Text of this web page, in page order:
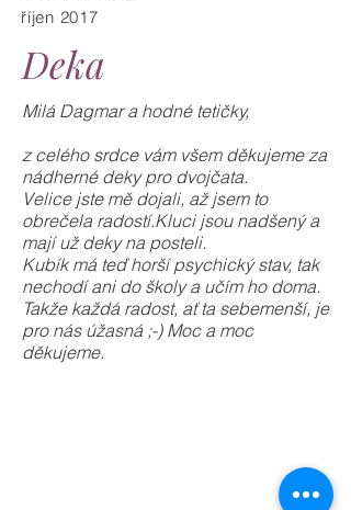
říjen 2017
Deka
Milá Dagmar a hodné tetičky,
z celého srdce vám všem děkujeme za
nádherné deky pro dvojčata.
Velice jste mě dojali, až jsem to
obrečela radostí.Kluci jsou nadšený a
mají už deky na posteli.
Kubík má teď horší psychický stav, tak
nechodí ani do školy a učím ho doma.
Takže každá radost, ať ta sebemenší, je
pro nás úžasná ;-) Moc a moc
děkujeme.